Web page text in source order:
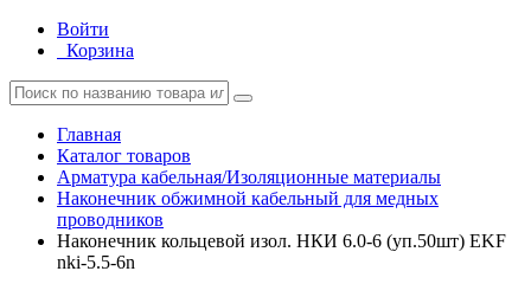
Войти
Корзина
Главная
Каталог товаров
Арматура кабельная/Изоляционные материалы
Наконечник обжимной кабельный для медных
проводников
Наконечник кольцевой изол. НКИ 6.0-6 (уп.50шт) EKF
nki-5.5-6n